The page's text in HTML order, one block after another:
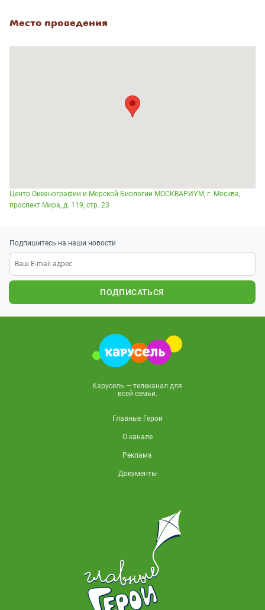
Место проведения
Центр Океанографии и Морской Биологии МОСКВАРИУМ, г. Москва,
проспект Мира, д. 119, стр. 23
Подпишитесь на наши новости
ПОДПИСАТЬСЯ
Карусель — телеканал для
всей семьи.
Главные Герои
О канале
Реклама
Документы